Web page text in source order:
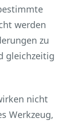
werden
zu
gleichzeitig
nicht
Werkzeug,